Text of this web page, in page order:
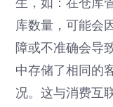
库数量，可能会
障或不准确会导
中存储了相同的
况。这与消费互